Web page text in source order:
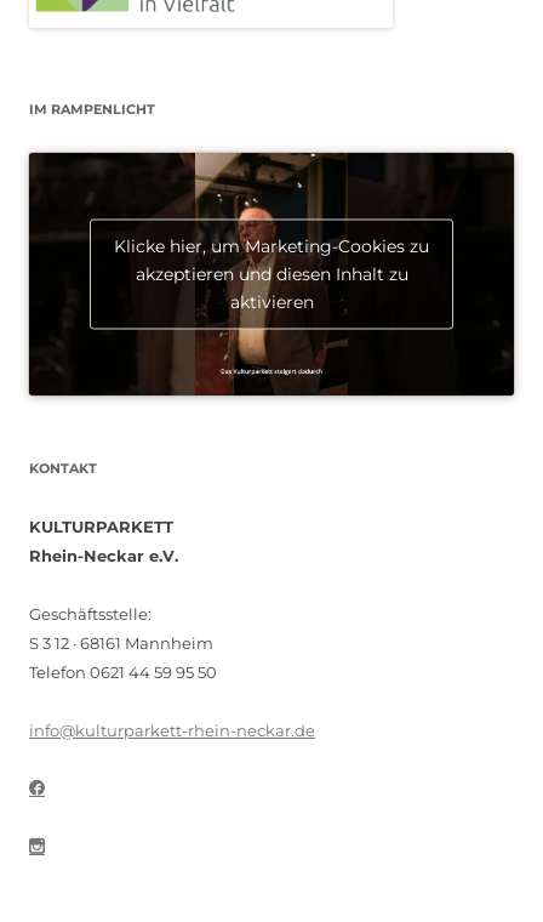
IM RAMPENLICHT
Klicke hier, um Marketing-Cookies zu
akzeptieren und diesen Inhalt zu
aktivieren
KONTAKT
KULTURPARKETT
Rhein-Neckar e.V.
Geschäftsstelle:
S 3 12 · 68161 Mannheim
Telefon 0621 44 59 95 50
info@kulturparkett-rhein-neckar.de